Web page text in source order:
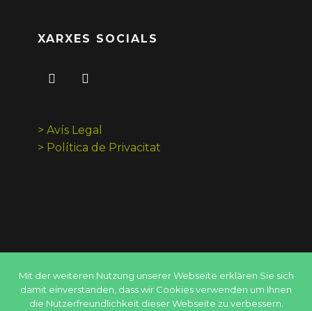
XARXES SOCIALS
> Avís Legal
> Política de Privacitat
Mit der weiteren Nutzung unserer Webseite erklären Sie sich
damit einverstanden, dass wir Cookies verwenden um Ihnen
die Nutzerfreundlichkeit dieser Webseite zu verbessern.